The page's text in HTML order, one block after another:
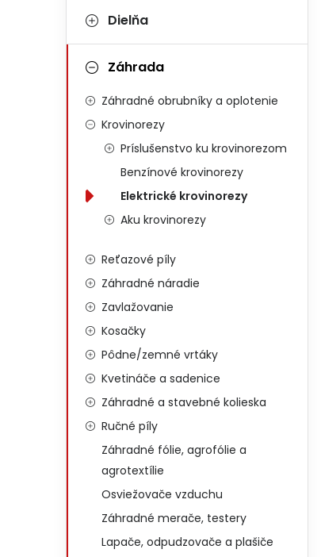
Dielňa
Záhrada
Záhradné obrubníky a oplotenie
Krovinorezy
Príslušenstvo ku krovinorezom
Benzínové krovinorezy
Elektrické krovinorezy
Aku krovinorezy
Reťazové píly
Záhradné náradie
Zavlažovanie
Kosačky
Pôdne/zemné vrtáky
Kvetináče a sadenice
Záhradné a stavebné kolieska
Ručné píly
Záhradné fólie, agrofólie a
agrotextílie
Osviežovače vzduchu
Záhradné merače, testery
Lapače, odpudzovače a plašiče